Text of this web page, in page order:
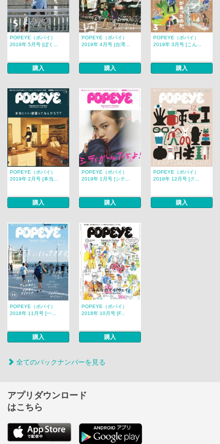
POPEYE（ポパイ）
2019年 5月号 [ぼく...
購入
POPEYE（ポパイ）
2019年 4月号 [台湾...
購入
POPEYE（ポパイ）
2019年 3月号 [こん...
購入
POPEYE（ポパイ）
2019年 2月号 [本当...
購入
POPEYE（ポパイ）
2019年 1月号 [シテ...
購入
POPEYE（ポパイ）
2018年 12月号 [ク...
購入
POPEYE（ポパイ）
2018年 11月号 [一...
購入
POPEYE（ポパイ）
2018年 10月号 [F...
購入
全てのバックナンバーを見る
アプリダウンロード
はこちら